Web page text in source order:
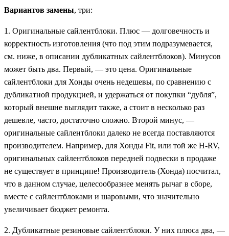
Вариантов замены, три:
1. Оригинальные сайлентблоки. Плюс — долговечность и
корректность изготовления (что под этим подразумевается,
см. ниже, в описании дубликатных сайлентблоков). Минусов
может быть два. Первый, — это цена. Оригинальные
сайлентблоки для Хонды очень недешевы, по сравнению с
дубликатной продукцией, и удержаться от покупки “дубля”,
который внешне выглядит также, а стоит в несколько раз
дешевле, часто, достаточно сложно. Второй минус, —
оригинальные сайлентблоки далеко не всегда поставляются
производителем. Например, для Хонды Fit, или той же H-RV,
оригинальных сайлентблоков передней подвески в продаже
не существует в принципе! Производитель (Хонда) посчитал,
что в данном случае, целесообразнее менять рычаг в сборе,
вместе с сайлентблоками и шаровыми, что значительно
увеличивает бюджет ремонта.
2. Дубликатные резиновые сайлентблоки. У них плюса два, —